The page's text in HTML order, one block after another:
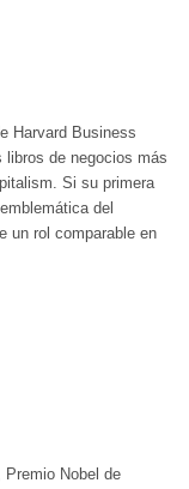
Harvard Business
libros de negocios más
Si su primera
del
un rol comparable en
Premio Nobel de